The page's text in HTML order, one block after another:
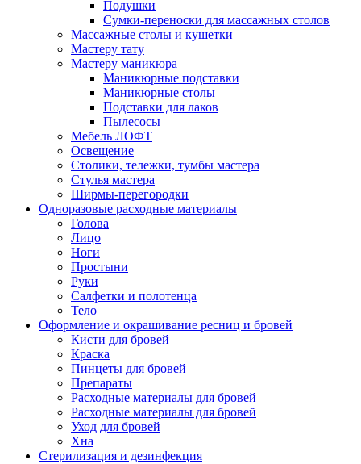
Подушки
Сумки-переноски для массажных столов
Массажные столы и кушетки
Мастеру тату
Мастеру маникюра
Маникюрные подставки
Маникюрные столы
Подставки для лаков
Пылесосы
Мебель ЛОФТ
Освещение
Столики, тележки, тумбы мастера
Стулья мастера
Ширмы-перегородки
Одноразовые расходные материалы
Голова
Лицо
Ноги
Простыни
Руки
Салфетки и полотенца
Тело
Оформление и окрашивание ресниц и бровей
Кисти для бровей
Краска
Пинцеты для бровей
Препараты
Расходные материалы для бровей
Расходные материалы для бровей
Уход для бровей
Хна
Стерилизация и дезинфекция